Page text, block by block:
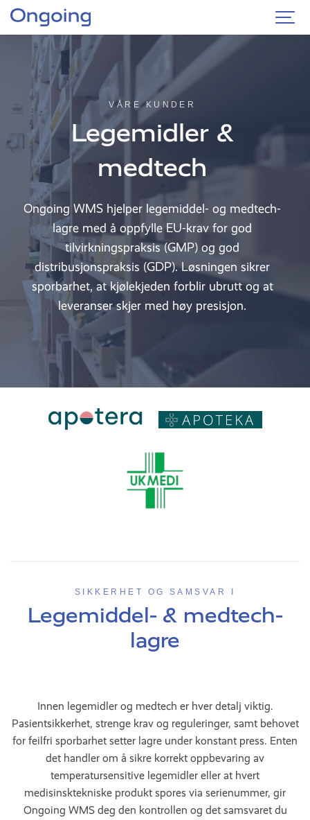
VÅRE KUNDER
Legemidler &
medtech
Ongoing WMS hjelper legemiddel- og medtech-
lagre med å oppfylle EU-krav for god
tilvirkningspraksis (GMP) og god
distribusjonspraksis (GDP). Løsningen sikrer
sporbarhet, at kjølekjeden forblir ubrutt og at
leveranser skjer med høy presisjon.
SIKKERHET OG SAMSVAR I
Legemiddel- & medtech-
lagre
Innen legemidler og medtech er hver detalj viktig.
Pasientsikkerhet, strenge krav og reguleringer, samt behovet
for feilfri sporbarhet setter lagre under konstant press. Enten
det handler om å sikre korrekt oppbevaring av
temperatursensitive legemidler eller at hvert
medisinsktekniske produkt spores via serienummer, gir
Ongoing WMS deg den kontrollen og det samsvaret du